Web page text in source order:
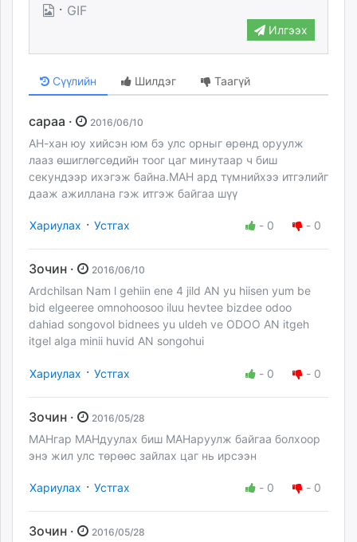
· GIF
Илгээх
Сүүлийн Шилдэг Таагүй
сараа · 2016/06/10
АН-хан юу хийсэн юм бэ улс орныг өрөнд оруулж
лааз өшиглөгсөдийн тоог цаг минутаар ч биш
секундээр ихэгэж байна.МАН ард түмнийхээ итгэлийг
дааж ажиллана гэж итгэж байгаа шүү
Хариулах · Устгах - 0 - 0
Зочин · 2016/06/10
Ardchilsan Nam l gehiin ene 4 jild AN yu hiisen yum be
bid elgeeree omnohoosoo iluu hevtee bizdee odoo
dahiad songovol bidnees yu uldeh ve ODOO AN itgeh
itgel alga minii huvid AN songohui
Хариулах · Устгах - 0 - 0
Зочин · 2016/05/28
МАНгар МАНдуулах биш МАНаруулж байгаа болхоор
энэ жил улс төрөөс зайлах цаг нь ирсээн
Хариулах · Устгах - 0 - 0
Зочин · 2016/05/28